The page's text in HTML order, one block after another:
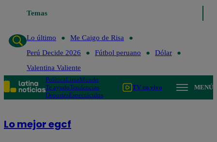
Temas
Lo último Me Caigo de Risa
Lo último
Me Caigo de Risa
Perú Decide 2026
Fútbol peruano
Dólar
Valentina Valiente
PolíticaLimaMundo
Te ayudoTendencias
DeportesEspectáculos
TV en vivo MENÚ
Lo mejor egcf